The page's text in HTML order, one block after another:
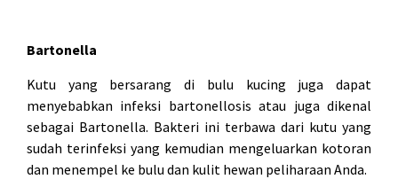
Bartonella
Kutu yang bersarang di bulu kucing juga dapat
menyebabkan infeksi bartonellosis atau juga dikenal
sebagai Bartonella. Bakteri ini terbawa dari kutu yang
sudah terinfeksi yang kemudian mengeluarkan kotoran
dan menempel ke bulu dan kulit hewan peliharaan Anda.